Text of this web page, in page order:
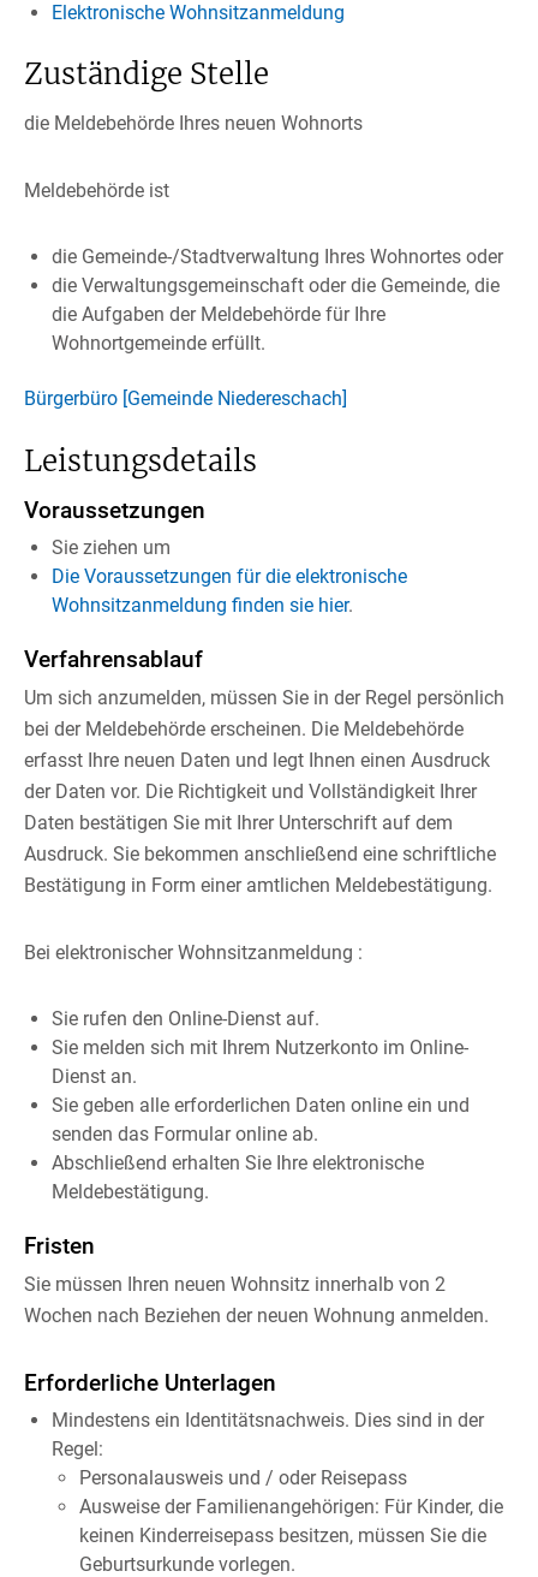
Elektronische Wohnsitzanmeldung
Zuständige Stelle
die Meldebehörde Ihres neuen Wohnorts
Meldebehörde ist
die Gemeinde-/Stadtverwaltung Ihres Wohnortes oder
die Verwaltungsgemeinschaft oder die Gemeinde, die
die Aufgaben der Meldebehörde für Ihre
Wohnortgemeinde erfüllt.
Bürgerbüro [Gemeinde Niedereschach]
Leistungsdetails
Voraussetzungen
Sie ziehen um
Die Voraussetzungen für die elektronische
Wohnsitzanmeldung finden sie hier.
Verfahrensablauf
Um sich anzumelden, müssen Sie in der Regel persönlich
bei der Meldebehörde erscheinen. Die Meldebehörde
erfasst Ihre neuen Daten und legt Ihnen einen Ausdruck
der Daten vor. Die Richtigkeit und Vollständigkeit Ihrer
Daten bestätigen Sie mit Ihrer Unterschrift auf dem
Ausdruck. Sie bekommen anschließend eine schriftliche
Bestätigung in Form einer amtlichen Meldebestätigung.
Bei elektronischer Wohnsitzanmeldung :
Sie rufen den Online-Dienst auf.
Sie melden sich mit Ihrem Nutzerkonto im Online-
Dienst an.
Sie geben alle erforderlichen Daten online ein und
senden das Formular online ab.
Abschließend erhalten Sie Ihre elektronische
Meldebestätigung.
Fristen
Sie müssen Ihren neuen Wohnsitz innerhalb von 2
Wochen nach Beziehen der neuen Wohnung anmelden.
Erforderliche Unterlagen
Mindestens ein Identitätsnachweis. Dies sind in der
Regel:
Personalausweis und / oder Reisepass
Ausweise der Familienangehörigen: Für Kinder, die
keinen Kinderreisepass besitzen, müssen Sie die
Geburtsurkunde vorlegen.